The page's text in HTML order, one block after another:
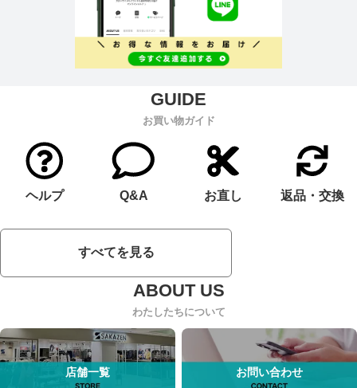
お買い物ガイド
ヘルプ Q&A お直し 返品・交換
すべてを見る
わたしたちについて
店舗一覧 お問い合わせ